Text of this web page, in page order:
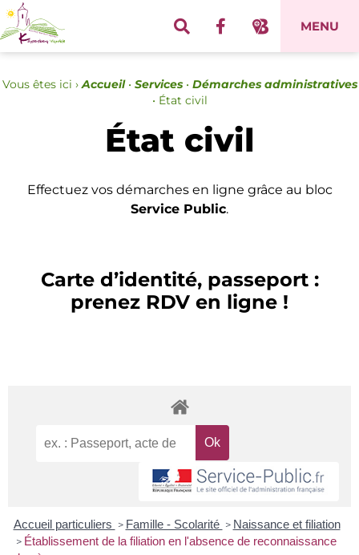
MENU
Vous êtes ici › Accueil• Services• Démarches administratives
• État civil
État civil
Effectuez vos démarches en ligne grâce au bloc
Service Public.
Carte d’identité, passeport :
prenez RDV en ligne !
Accueil particuliers > Famille - Scolarité > Naissance et filiation
> Établissement de la filiation en l'absence de reconnaissance
Panneau de gestion des cookies